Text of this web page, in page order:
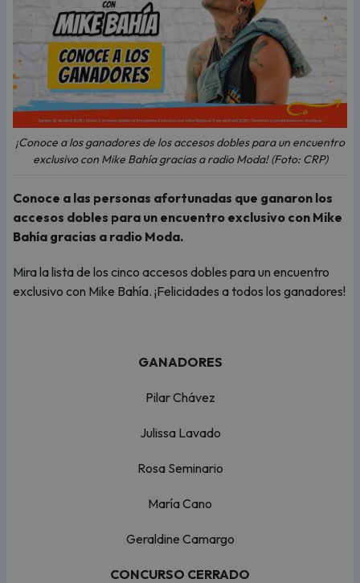
¡Conoce a los ganadores de los accesos dobles para un encuentro
exclusivo con Mike Bahía gracias a radio Moda! (Foto: CRP)
Conoce a las personas afortunadas que ganaron los
accesos dobles para un encuentro exclusivo con Mike
Bahía gracias a radio Moda.
Mira la lista de los cinco accesos dobles para un encuentro
exclusivo con Mike Bahía. ¡Felicidades a todos los ganadores!
GANADORES
Pilar Chávez
Julissa Lavado
Rosa Seminario
María Cano
Geraldine Camargo
CONCURSO CERRADO